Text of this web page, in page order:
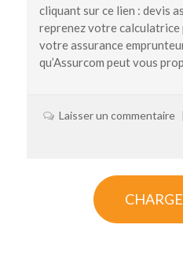
cliquant sur ce lien : devis
reprenez votre calculatrice
votre assurance
qu’Assurcom peut vous
Laisser un commentaire